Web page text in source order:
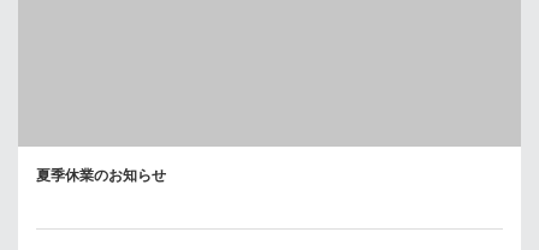
夏季休業のお知らせ